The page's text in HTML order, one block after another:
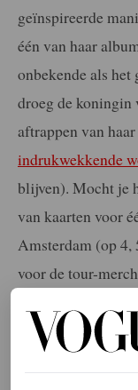
geïnspireerde
één van haar
onbekende als
droeg de koningin
aftrappen van
indrukwekkende
blijven). Mocht je
van kaarten voor
Amsterdam (op
voor de tour-
bagof waterfles